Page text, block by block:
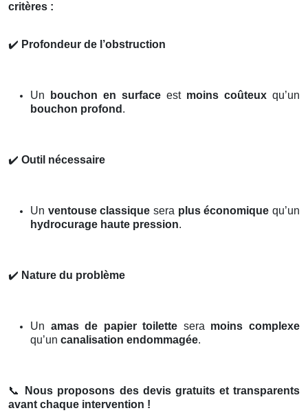
critères :
✔️ Profondeur de l’obstruction
Un bouchon en surface est moins coûteux qu’un
bouchon profond .
✔️ Outil nécessaire
Un ventouse classique sera plus économique qu’un
hydrocurage haute pression.
✔️ Nature du problème
Un amas de papier toilette sera moins complexe
qu’un canalisation endommagée.
📞
Nous proposons des devis gratuits et transparents
avant chaque intervention !